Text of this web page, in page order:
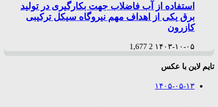
استفاده از آب فاضلاب جهت بکارگیری در تولید
برق یکی از اهداف مهم نیروگاه سیکل ترکیبی
کازرون
۱۴۰۳-۱۰-۰۵ 2
1,677
تایم لاین با عکس
۱۴۰۵-۰۵-۱۳